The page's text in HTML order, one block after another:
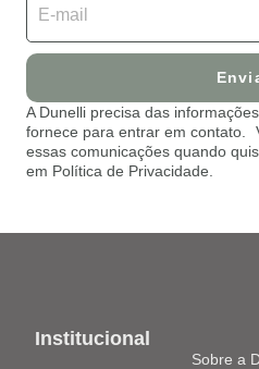
A Dunelli precisa das
fornece para entrar em contato.
essas comunicações quando
em Política de Privacidade.
Institucional
Sobre a